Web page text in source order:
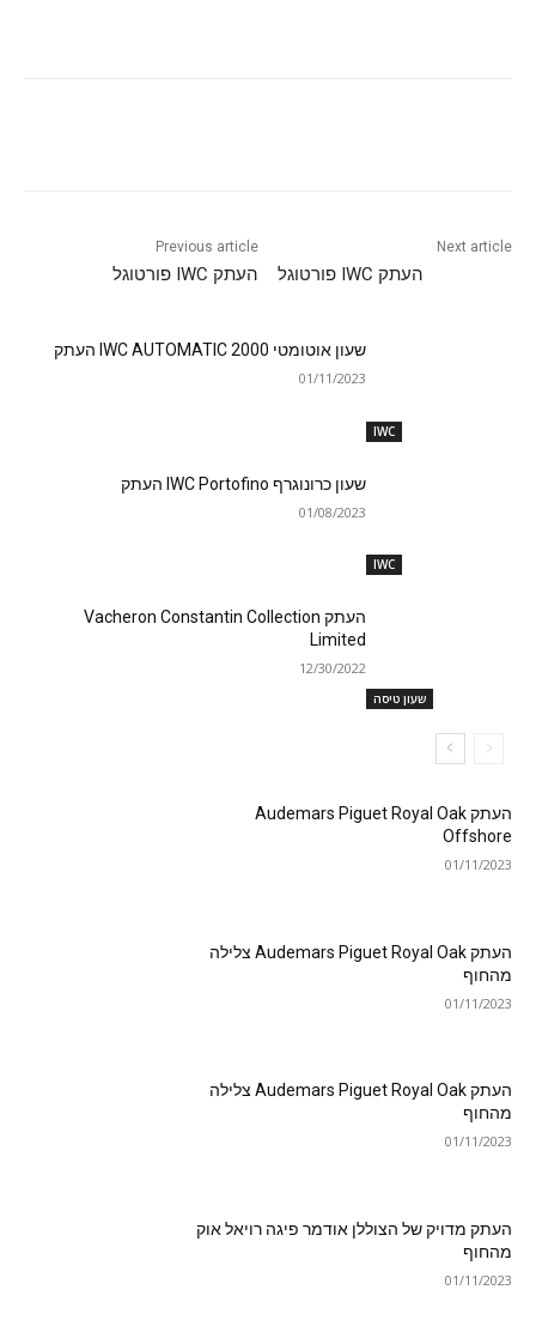
Previous article
העתק IWC פורטוגל
Next article
העתק IWC פורטוגל
IWC
שעון אוטומטי IWC AUTOMATIC 2000 העתק
01/11/2023
IWC
שעון כרונוגרף IWC Portofino העתק
01/08/2023
שעון טיסה
העתק Vacheron Constantin Collection
Limited
12/30/2022
העתק Audemars Piguet Royal Oak
Offshore
01/11/2023
העתק Audemars Piguet Royal Oak צלילה
מהחוף
01/11/2023
העתק Audemars Piguet Royal Oak צלילה
מהחוף
01/11/2023
העתק מדויק של הצוללן אודמר פיגה רויאל אוק
מהחוף
01/11/2023